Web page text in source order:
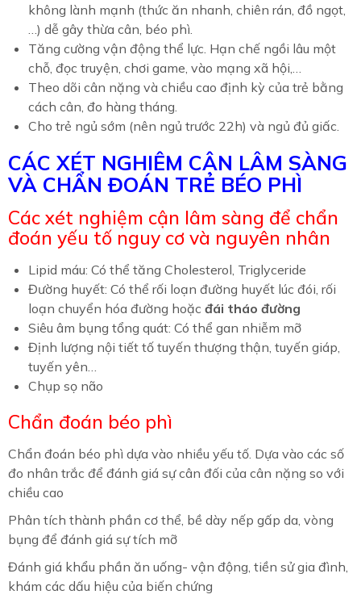
không lành mạnh (thức ăn nhanh, chiên rán, đồ ngọt,
…) dễ gây thừa cân, béo phì.
Tăng cường vận động thể lực. Hạn chế ngồi lâu một
chỗ, đọc truyện, chơi game, vào mạng xã hội,…
Theo dõi cân nặng và chiều cao định kỳ của trẻ bằng
cách cân, đo hàng tháng.
Cho trẻ ngủ sớm (nên ngủ trước 22h) và ngủ đủ giấc.
CÁC XÉT NGHIÊM CẬN LÂM SÀNG
VÀ CHẨN ĐOÁN TRẺ BÉO PHÌ
Các xét nghiệm cận lâm sàng để chẩn
đoán yếu tố nguy cơ và nguyên nhân
Lipid máu: Có thể tăng Cholesterol, Triglyceride
Đường huyết: Có thể rối loạn đường huyết lúc đói, rối
loạn chuyển hóa đường hoặc đái tháo đường
Siêu âm bụng tổng quát: Có thể gan nhiễm mỡ
Định lượng nội tiết tố tuyến thượng thận, tuyến giáp,
tuyến yên…
Chụp sọ não
Chẩn đoán béo phì
Chẩn đoán béo phì dựa vào nhiều yếu tố. Dựa vào các số
đo nhân trắc để đánh giá sự cân đối của cân nặng so với
chiều cao
Phân tích thành phần cơ thể, bề dày nếp gấp da, vòng
bụng để đánh giá sự tích mỡ
Đánh giá khẩu phần ăn uống- vận động, tiền sử gia đình,
khám các dấu hiệu của biến chứng